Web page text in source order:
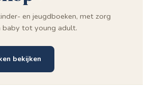
en jeugdboeken, met zorg
baby tot young adult.
bekijken